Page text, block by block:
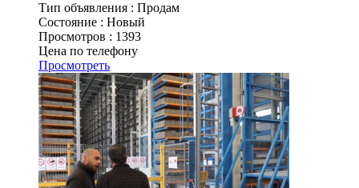
Тип объявления : Продам
Состояние : Новый
Просмотров : 1393
Цена по телефону
Просмотреть